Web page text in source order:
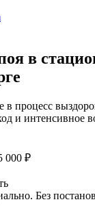
в
процесс
и интенсивное
000 ₽
Без